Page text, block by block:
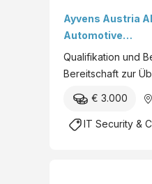
Location
Wienerberg,
posted
Ayvens Austria
Automotive
Leasing GmbH
Qualifikation und
Bereitschaft zur
€ 3.000
IT Security &